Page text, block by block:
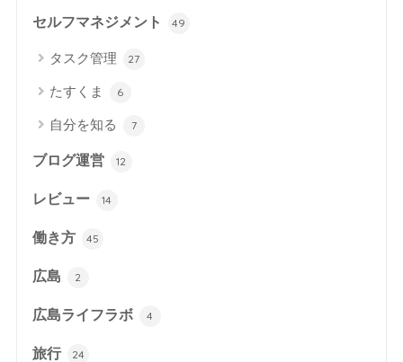
セルフマネジメント 49
タスク管理 27
たすくま 6
自分を知る 7
ブログ運営 12
レビュー 14
働き方 45
広島 2
広島ライフラボ 4
旅行 24